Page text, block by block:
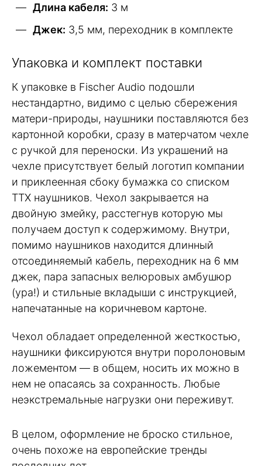
Длина кабеля: 3 м
Джек: 3,5 мм, переходник в комплекте
Упаковка и комплект поставки
К упаковке в Fischer Audio подошли
нестандартно, видимо с целью сбережения
матери-природы, наушники поставляются без
картонной коробки, сразу в матерчатом чехле
с ручкой для переноски. Из украшений на
чехле присутствует белый логотип компании
и приклеенная сбоку бумажка со списком
ТТХ наушников. Чехол закрывается на
двойную змейку, расстегнув которую мы
получаем доступ к содержимому. Внутри,
помимо наушников находится длинный
отсоединяемый кабель, переходник на 6 мм
джек, пара запасных велюровых амбушюр
(ура!) и стильные вкладыши с инструкцией,
напечатанные на коричневом картоне.
Чехол обладает определенной жесткостью,
наушники фиксируются внутри поролоновым
ложементом — в общем, носить их можно в
нем не опасаясь за сохранность. Любые
неэкстремальные нагрузки они переживут.
В целом, оформление не броско стильное,
очень похоже на европейские тренды